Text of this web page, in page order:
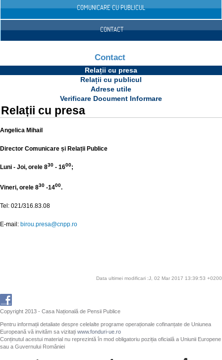
COMUNICARE CU PUBLICUL
CONTACT
Contact
Relații cu presa
Relații cu publicul
Adrese utile
Verificare Document Informare
Relații cu presa
Angelica Mihail
Director Comunicare și Relații Publice
Luni - Joi, orele 830 - 1600;
Vineri, orele 830 -1400.
Tel: 021/316.83.08
E-mail: birou.presa@cnpp.ro
Data ultimei modificari :J, 02 Mar 2017 13:39:53 +0200
Copyright 2013 - Casa Națională de Pensii Publice
Pentru informații detaliate despre celelalte programe operaționale cofinanțate de Uniunea
Europeană vă invităm sa vizitați www.fonduri-ue.ro
Conținutul acestui material nu reprezintă în mod obligatoriu poziția oficială a Uniunii Europene
sau a Guvernului României